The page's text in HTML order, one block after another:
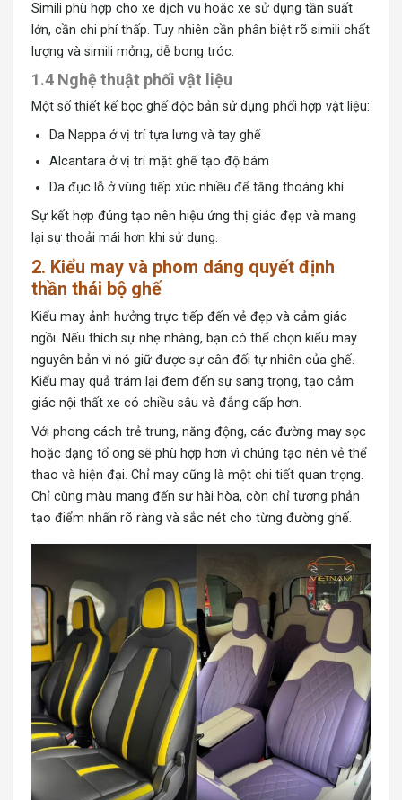
Simili phù hợp cho xe dịch vụ hoặc xe sử dụng tần suất
lớn, cần chi phí thấp. Tuy nhiên cần phân biệt rõ simili chất
lượng và simili mỏng, dễ bong tróc.
1.4 Nghệ thuật phối vật liệu
Một số thiết kế bọc ghế độc bản sử dụng phối hợp vật liệu:
Da Nappa ở vị trí tựa lưng và tay ghế
Alcantara ở vị trí mặt ghế tạo độ bám
Da đục lỗ ở vùng tiếp xúc nhiều để tăng thoáng khí
Sự kết hợp đúng tạo nên hiệu ứng thị giác đẹp và mang
lại sự thoải mái hơn khi sử dụng.
2. Kiểu may và phom dáng quyết định
thần thái bộ ghế
Kiểu may ảnh hưởng trực tiếp đến vẻ đẹp và cảm giác
ngồi. Nếu thích sự nhẹ nhàng, bạn có thể chọn kiểu may
nguyên bản vì nó giữ được sự cân đối tự nhiên của ghế.
Kiểu may quả trám lại đem đến sự sang trọng, tạo cảm
giác nội thất xe có chiều sâu và đẳng cấp hơn.
Với phong cách trẻ trung, năng động, các đường may sọc
hoặc dạng tổ ong sẽ phù hợp hơn vì chúng tạo nên vẻ thể
thao và hiện đại. Chỉ may cũng là một chi tiết quan trọng.
Chỉ cùng màu mang đến sự hài hòa, còn chỉ tương phản
tạo điểm nhấn rõ ràng và sắc nét cho từng đường ghế.